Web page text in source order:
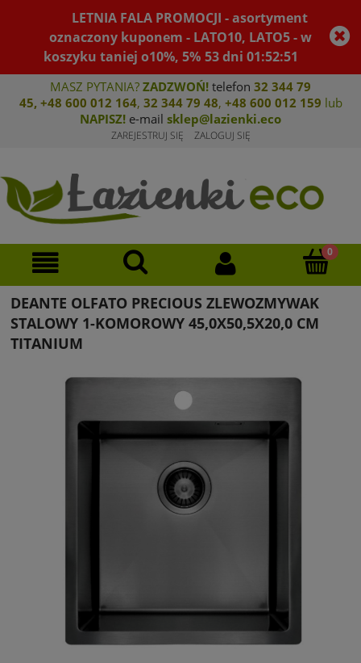
LETNIA FALA PROMOCJI - asortyment
oznaczony kuponem - LATO10, LATO5 - w
koszyku taniej o10%, 5% 53dni01:52:51
MASZ PYTANIA? ZADZWOŃ! telefon 32 344 79
45, +48 600 012 164, 32 344 79 48, +48 600 012 159 lub
NAPISZ! e-mail sklep@lazienki.eco
ZAREJESTRUJ SIĘ ZALOGUJ SIĘ
DEANTE OLFATO PRECIOUS ZLEWOZMYWAK
STALOWY 1-KOMOROWY 45,0X50,5X20,0 CM
TITANIUM